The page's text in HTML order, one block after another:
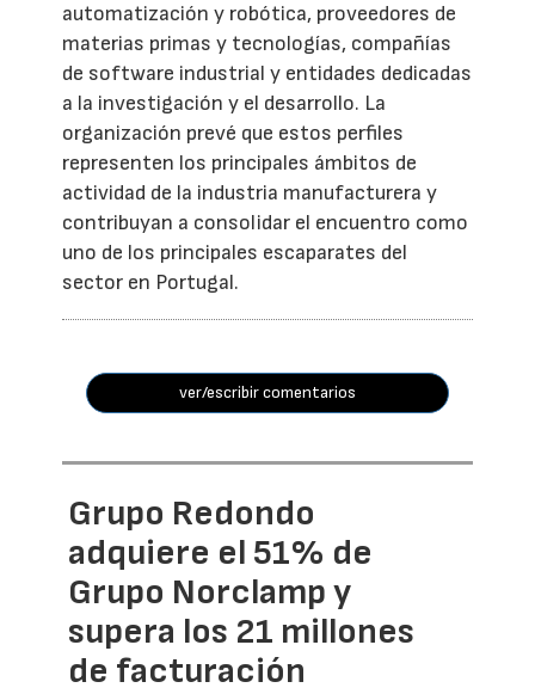
automatización y robótica, proveedores de
materias primas y tecnologías, compañías
de software industrial y entidades dedicadas
a la investigación y el desarrollo. La
organización prevé que estos perfiles
representen los principales ámbitos de
actividad de la industria manufacturera y
contribuyan a consolidar el encuentro como
uno de los principales escaparates del
sector en Portugal.
ver/escribir comentarios
Grupo Redondo
adquiere el 51% de
Grupo Norclamp y
supera los 21 millones
de facturación